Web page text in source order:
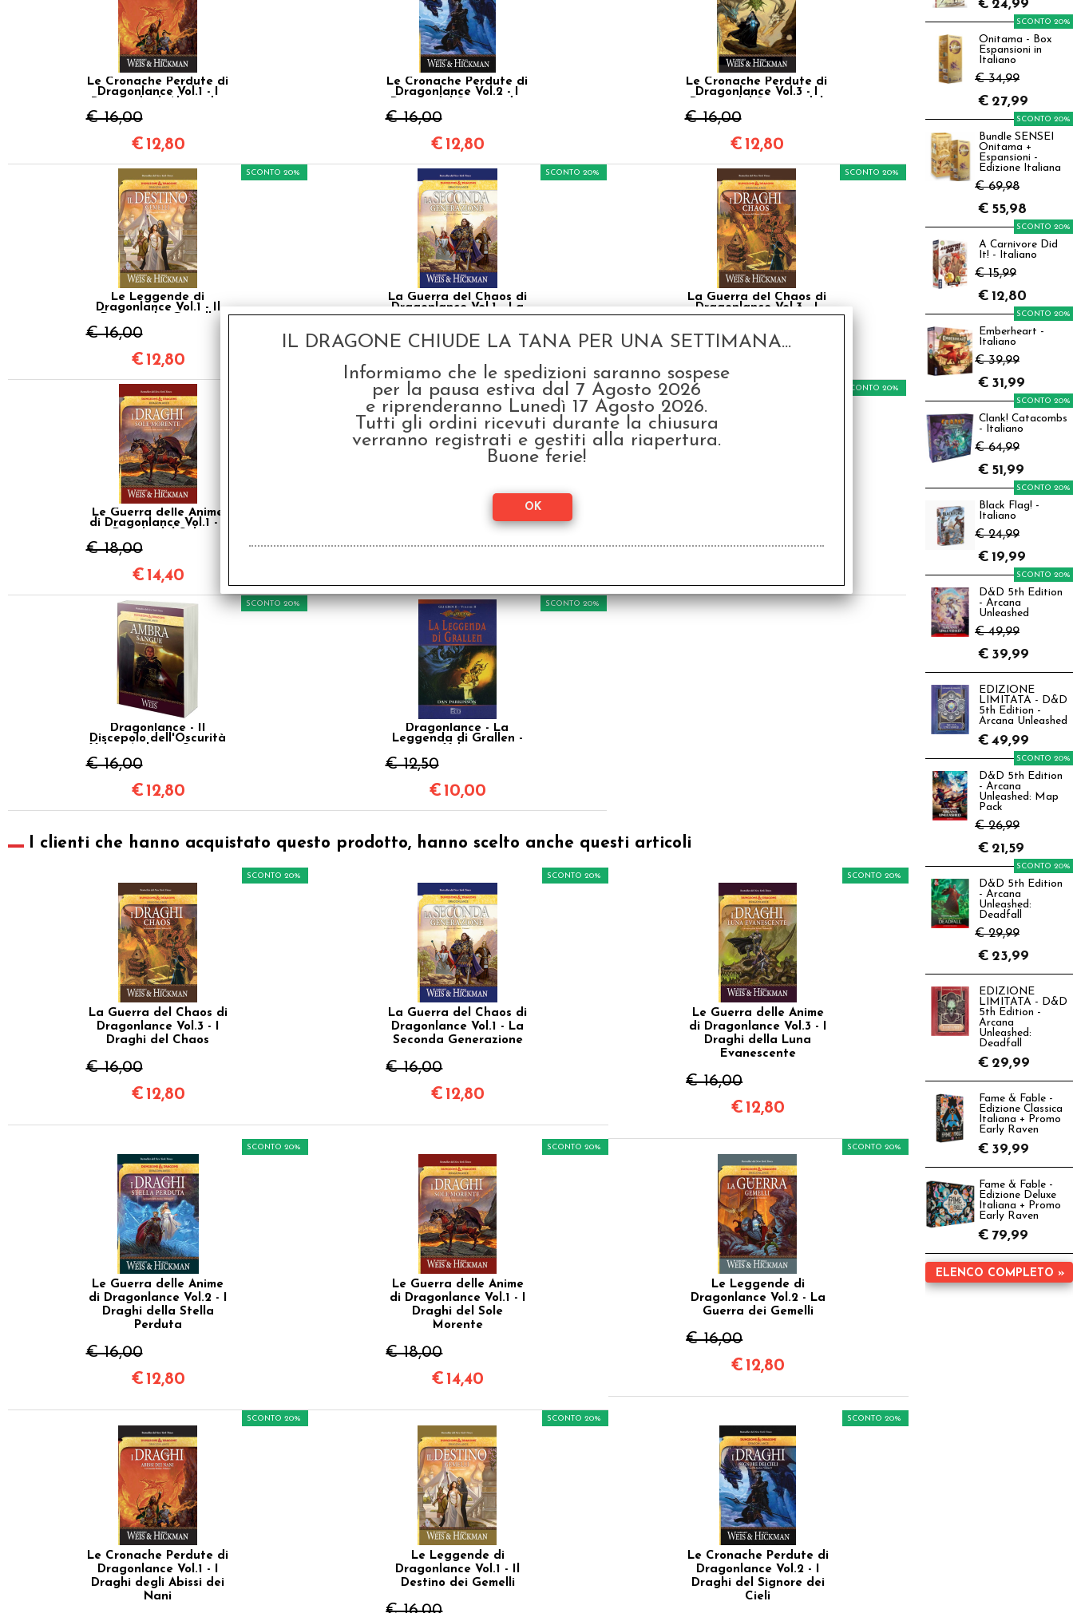
Le Cronache Perdute di
Dragonlance Vol.1 - I
€ 16,00
€ 12,80
Le Cronache Perdute di
Dragonlance Vol.2 - I
€ 16,00
€ 12,80
Le Cronache Perdute di
Dragonlance Vol.3 - I
Tempo
€ 16,00
€ 12,80
Le Leggende di
Dragonlance Vol.1 - Il
€ 16,00
SCONTO 20%
€ 12,80
La Guerra del Chaos di
Dragonlance Vol.1 - La
Seconda Generazione
€ 16,00
SCONTO 20%
12,80
La Guerra del Chaos di
Dragonlance Vol.3 - I
Draghi del Chaos
€ 16,00
SCONTO 20%
Le Guerra delle Anime
di Dragonlance Vol.1 - I
Morente
€ 18,00
€ 14,40
Discepolo dell'Oscurità
€ 16,00
SCONTO 20%
€ 16,00
SCONTO 20%
Dragonlance - Il
Discepolo dell'Oscurità
€ 16,00
SCONTO 20%
€ 12,80
Dragonlance - La
Leggenda di Grallen -
€ 12,50
SCONTO 20%
€ 10,00
I clienti che hanno acquistato questo prodotto, hanno scelto anche questi articoli
La Guerra del Chaos di
Dragonlance Vol.3 - I
Draghi del Chaos
€ 16,00
SCONTO 20%
€ 12,80
La Guerra del Chaos di
Dragonlance Vol.1 - La
Seconda Generazione
€ 16,00
SCONTO 20%
€ 12,80
Le Guerra delle Anime
di Dragonlance Vol.3 - I
Draghi della Luna
Evanescente
€ 16,00
SCONTO 20%
€ 12,80
Le Guerra delle Anime
di Dragonlance Vol.2 - I
Draghi della Stella
Perduta
€ 16,00
SCONTO 20%
€ 12,80
Le Guerra delle Anime
di Dragonlance Vol.1 - I
Draghi del Sole
Morente
€ 18,00
SCONTO 20%
€ 14,40
Le Leggende di
Dragonlance Vol.2 - La
Guerra dei Gemelli
€ 16,00
SCONTO 20%
€ 12,80
Le Cronache Perdute di
Dragonlance Vol.1 - I
Draghi degli Abissi dei
Nani
SCONTO 20%
Le Leggende di
Dragonlance Vol.1 - Il
Destino dei Gemelli
SCONTO 20%
Le Cronache Perdute di
Dragonlance Vol.2 - I
Draghi del Signore dei
Cieli
SCONTO 20%
€ 24,99
Onitama - Box
Espansioni in
Italiano
€ 34,99
SCONTO 20%
€ 27,99
Bundle SENSEI
Onitama +
Espansioni -
Edizione Italiana
€ 69,98
SCONTO 20%
€ 55,98
A Carnivore Did
It! - Italiano
€ 15,99
SCONTO 20%
€ 12,80
Emberheart -
Italiano
€ 39,99
SCONTO 20%
€ 31,99
Clank! Catacombs
- Italiano
€ 64,99
SCONTO 20%
€ 51,99
Black Flag! -
Italiano
€ 24,99
SCONTO 20%
€ 19,99
D&D 5th Edition
- Arcana
Unleashed
€ 49,99
SCONTO 20%
€ 39,99
EDIZIONE
LIMITATA - D&D
5th Edition -
Arcana Unleashed
€ 49,99
D&D 5th Edition
- Arcana
Unleashed: Map
Pack
€ 26,99
SCONTO 20%
€ 21,59
D&D 5th Edition
- Arcana
Unleashed:
Deadfall
€ 29,99
SCONTO 20%
€ 23,99
EDIZIONE
LIMITATA - D&D
5th Edition -
Arcana
Unleashed:
Deadfall
€ 29,99
Fame & Fable -
Edizione Classica
Italiana + Promo
Early Raven
€ 39,99
Fame & Fable -
Edizione Deluxe
Italiana + Promo
Early Raven
€ 79,99
ELENCO COMPLETO »
IL DRAGONE CHIUDE LA TANA PER UNA SETTIMANA...
Informiamo che le spedizioni saranno sospese
per la pausa estiva dal 7 Agosto 2026
e riprenderanno Lunedì 17 Agosto 2026.
Tutti gli ordini ricevuti durante la chiusura
verranno registrati e gestiti alla riapertura.
Buone ferie!